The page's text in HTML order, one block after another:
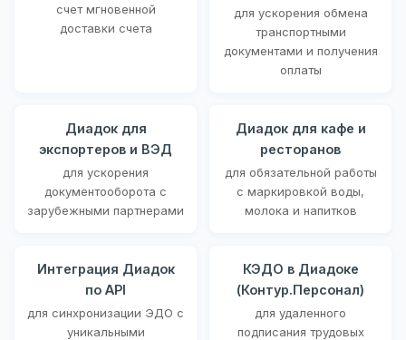
счет мгновенной
доставки счета
для ускорения обмена
транспортными
документами и получения
оплаты
Диадок для
экспортеров и ВЭД
для ускорения
документооборота с
зарубежными партнерами
Диадок для кафе и
ресторанов
для обязательной работы
с маркировкой воды,
молока и напитков
Интеграция Диадок
по API
для синхронизации ЭДО с
уникальными
КЭДО в Диадоке
(Контур.Персонал)
для удаленного
подписания трудовых